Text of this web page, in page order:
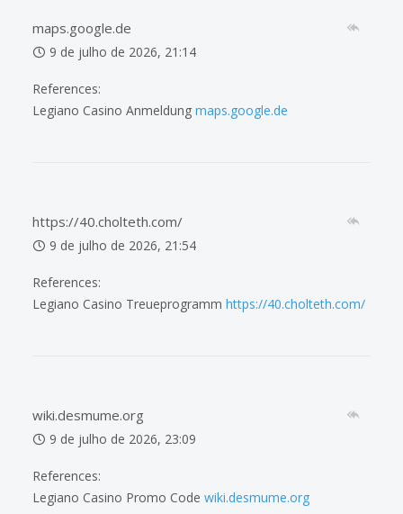
maps.google.de
9 de julho de 2026, 21:14
References:
Legiano Casino Anmeldung maps.google.de
https://40.cholteth.com/
9 de julho de 2026, 21:54
References:
Legiano Casino Treueprogramm https://40.cholteth.com/
wiki.desmume.org
9 de julho de 2026, 23:09
References:
Legiano Casino Promo Code wiki.desmume.org